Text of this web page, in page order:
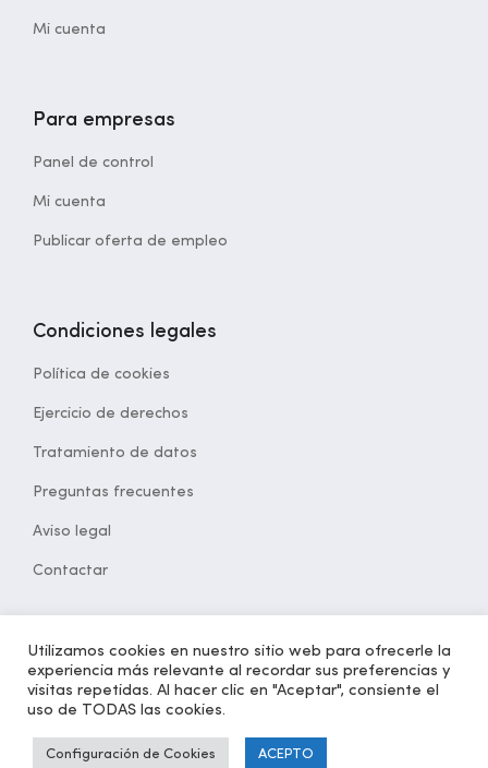
Mi cuenta
Para empresas
Panel de control
Mi cuenta
Publicar oferta de empleo
Condiciones legales
Política de cookies
Ejercicio de derechos
Tratamiento de datos
Preguntas frecuentes
Aviso legal
Contactar
© 2021 Desarrollado poropcion5.com| Todos los derechos
reservados | Versión 1.2
Utilizamos cookies en nuestro sitio web para ofrecerle la
experiencia más relevante al recordar sus preferencias y
visitas repetidas. Al hacer clic en "Aceptar", consiente el
uso de TODAS las cookies.
Configuración de Cookies ACEPTO